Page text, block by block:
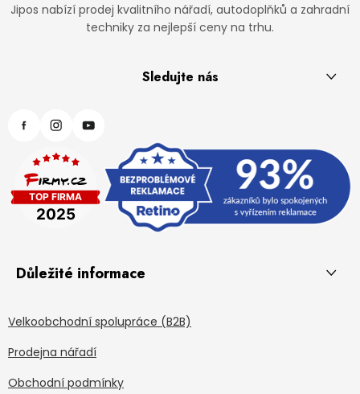
Jipos nabízí prodej kvalitního nářadí, autodoplňků a zahradní
techniky za nejlepší ceny na trhu.
Sledujte nás
Důležité informace
Velkoobchodní spolupráce (B2B)
Prodejna nářadí
Obchodní podmínky